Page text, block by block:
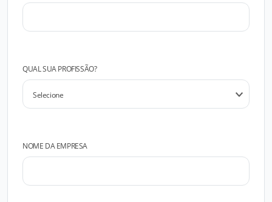
QUAL SUA PROFISSÃO?
NOME DA EMPRESA